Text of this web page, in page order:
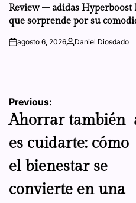
IN
Review – adidas Hyperboost
que sorprende por su
onagosto 6, 2026Posted
Daniel Diosdado
Navegación
de
entradas
Previous:
Ahorrar también
es cuidarte: cómo
el bienestar se
convierte en una